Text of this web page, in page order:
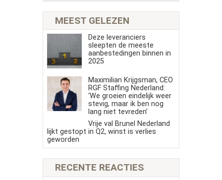
MEEST GELEZEN
Deze leveranciers
sleepten de meeste
aanbestedingen binnen in
2025
Maximilian Krijgsman, CEO
RGF Staffing Nederland:
‘We groeien eindelijk weer
stevig, maar ik ben nog
lang niet tevreden’
Vrije val Brunel Nederland
lijkt gestopt in Q2, winst is verlies
geworden
RECENTE REACTIES